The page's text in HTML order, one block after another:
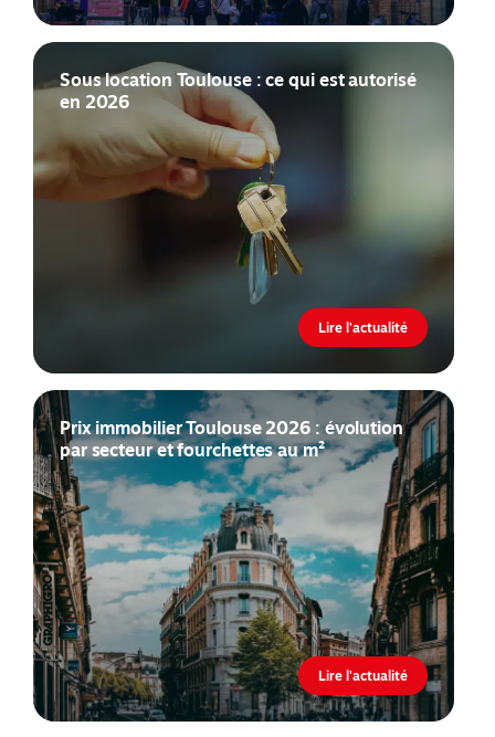
Sous location Toulouse : ce qui est autorisé
en 2026
Lire l'actualité
Prix immobilier Toulouse 2026 : évolution
par secteur et fourchettes au m²
Lire l'actualité